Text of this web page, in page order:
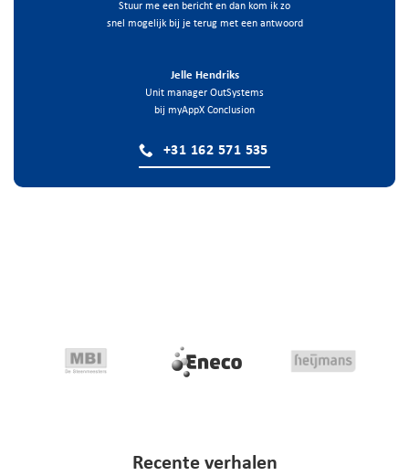
Stuur me een bericht en dan kom ik zo
snel mogelijk bij je terug met een antwoord
Jelle Hendriks
Unit manager OutSystems
bij myAppX Conclusion
+31 162 571 535
Recente verhalen